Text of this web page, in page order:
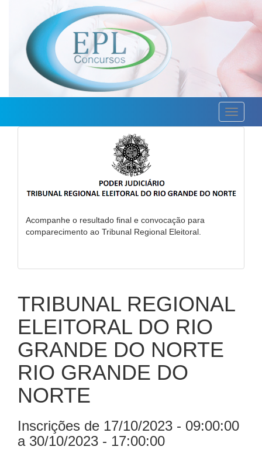
Toggle
Acompanhe o resultado final e convocação para
comparecimento ao Tribunal Regional Eleitoral.
TRIBUNAL REGIONAL
ELEITORAL DO RIO
GRANDE DO NORTE
RIO GRANDE DO
NORTE
Inscrições de 17/10/2023 - 09:00:00
a 30/10/2023 - 17:00:00